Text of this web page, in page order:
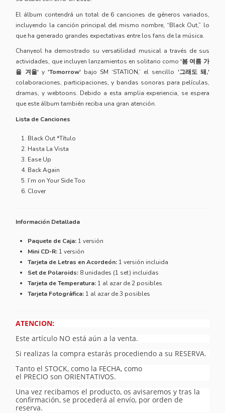
El álbum contendrá un total de 6 canciones de géneros variados,
incluyendo la canción principal del mismo nombre, “Black Out,” lo
que ha generado grandes expectativas entre los fans de la música.
Chanyeol ha demostrado su versatilidad musical a través de sus
actividades, que incluyen lanzamientos en solitario como'봄 여름 가
을 겨울'y 'Tomorrow'bajo SM ‘STATION,’ el sencillo '그래도 돼,'
colaboraciones, participaciones, y bandas sonoras para películas,
dramas, y webtoons. Debido a esta amplia experiencia, se espera
que este álbum también reciba una gran atención.
Lista de Canciones
Black Out *Título
Hasta La Vista
Ease Up
Back Again
I’m on Your Side Too
Clover
Información Detallada
Paquete de Caja: 1 versión
Mini CD-R: 1 versión
Tarjeta de Letras en Acordeón: 1 versión incluida
Set de Polaroids: 8 unidades (1 set) incluidas
Tarjeta de Temperatura: 1 al azar de 2 posibles
Tarjeta Fotográfica: 1 al azar de 3 posibles
ATENCION:
Este artículo NO está aún a la venta.
Si realizas la compra estarás procediendo a su RESERVA.
Tanto el STOCK, como la FECHA, como
el PRECIO son ORIENTATIVOS.
Una vez recibamos el producto, os avisaremos y tras la
confirmación, se procederá al envío, por orden de
reserva.